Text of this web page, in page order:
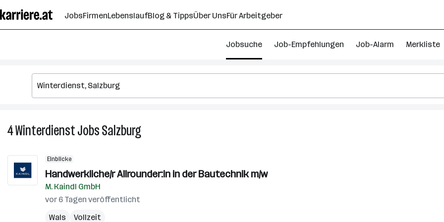
Seiteninhalt
springen
JobsFirmenLebenslaufBlog & TippsÜber UnsFür Arbeitgeber
Jobsuche Job-Empfehlungen Job-Alarm Merkliste
4WinterdienstJobsSalzburg4
Winterdienst
Salzburg
Einblicke
Handwerkliche/r Allrounder:in in der Bautechnik m/w
M. Kaindl GmbH
vor 6 Tagen veröffentlicht
Wals
Vollzeit